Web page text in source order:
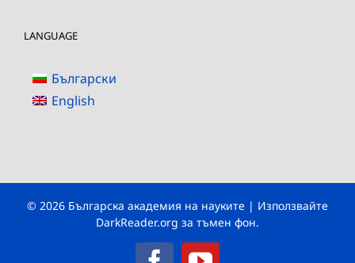
LANGUAGE
Български
English
© 2026 Българска академия на науките | Използвайте
DarkReader.org за тъмен фон.